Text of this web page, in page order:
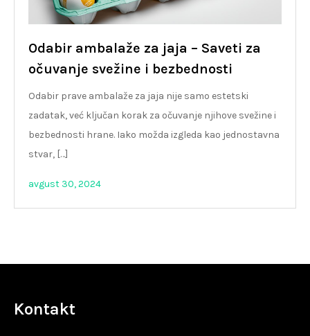
Odabir ambalaže za jaja – Saveti za
očuvanje svežine i bezbednosti
Odabir prave ambalaže za jaja nije samo estetski
zadatak, već ključan korak za očuvanje njihove svežine i
bezbednosti hrane. Iako možda izgleda kao jednostavna
stvar, […]
avgust 30, 2024
Kontakt